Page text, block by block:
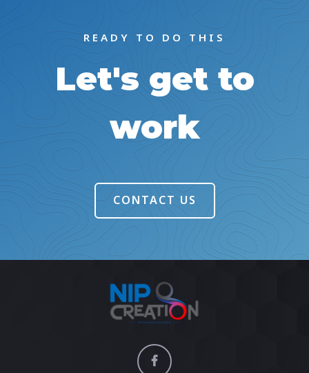
READY TO DO THIS
Let's get to
work
CONTACT US